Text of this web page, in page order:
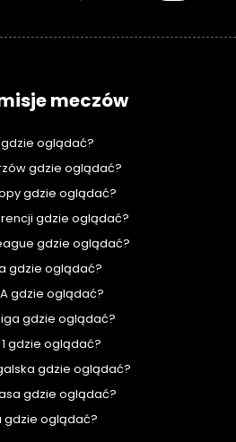
meczów
gdzie oglądać?
gdzie oglądać?
gdzie oglądać?
gdzie oglądać?
gdzie oglądać?
gdzie oglądać?
gdzie oglądać?
gdzie oglądać?
1 gdzie oglądać?
gdzie oglądać?
gdzie oglądać?
gdzie oglądać?